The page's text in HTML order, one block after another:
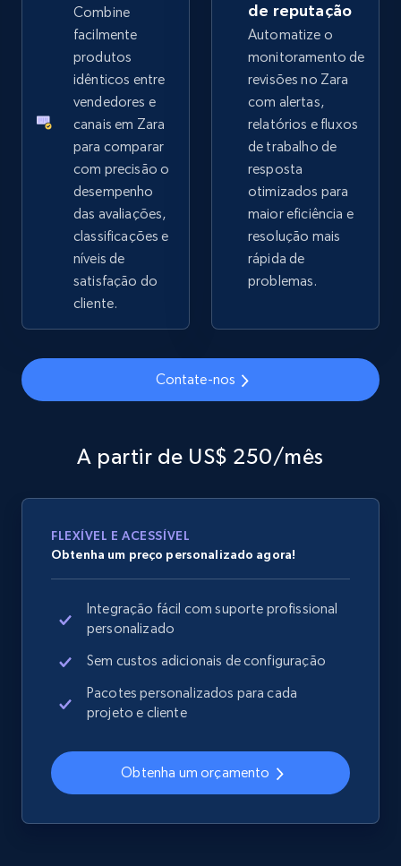
Google Shopping - collects products from
web using keywords
URL, Product id, Title, Product description,
Rating, Reviews count, Images, Variations, and
more.
2.4K+ 200+ Comece agora
Home Depot US
URL, Domain, Country code, Model number,
Sku, Product id, Product name, Manufacturer,
Home Depot US - Gather data on products
using specified keywords
URL, Domain, Country code, Model number,
Sku, Product id, Product name, Manufacturer,
and more.
2.1K+ 355+ Comece agora
Home Depot US - Discover products by
Combine
facilmente
produtos
idênticos entre
vendedores e
canais em Zara
para comparar
com precisão o
desempenho
das avaliações,
classificações e
níveis de
satisfação do
cliente.
de reputação
Automatize o
monitoramento de
revisões no Zara
com alertas,
relatórios e fluxos
de trabalho de
resposta
otimizados para
maior eficiência e
resolução mais
rápida de
problemas.
Contate-nos
A partir de US$ 250/mês
FLEXÍVEL E ACESSÍVEL
Obtenha um preço personalizado agora!
Integração fácil com suporte profissional
personalizado
Sem custos adicionais de configuração
Pacotes personalizados para cada
projeto e cliente
Obtenha um orçamento